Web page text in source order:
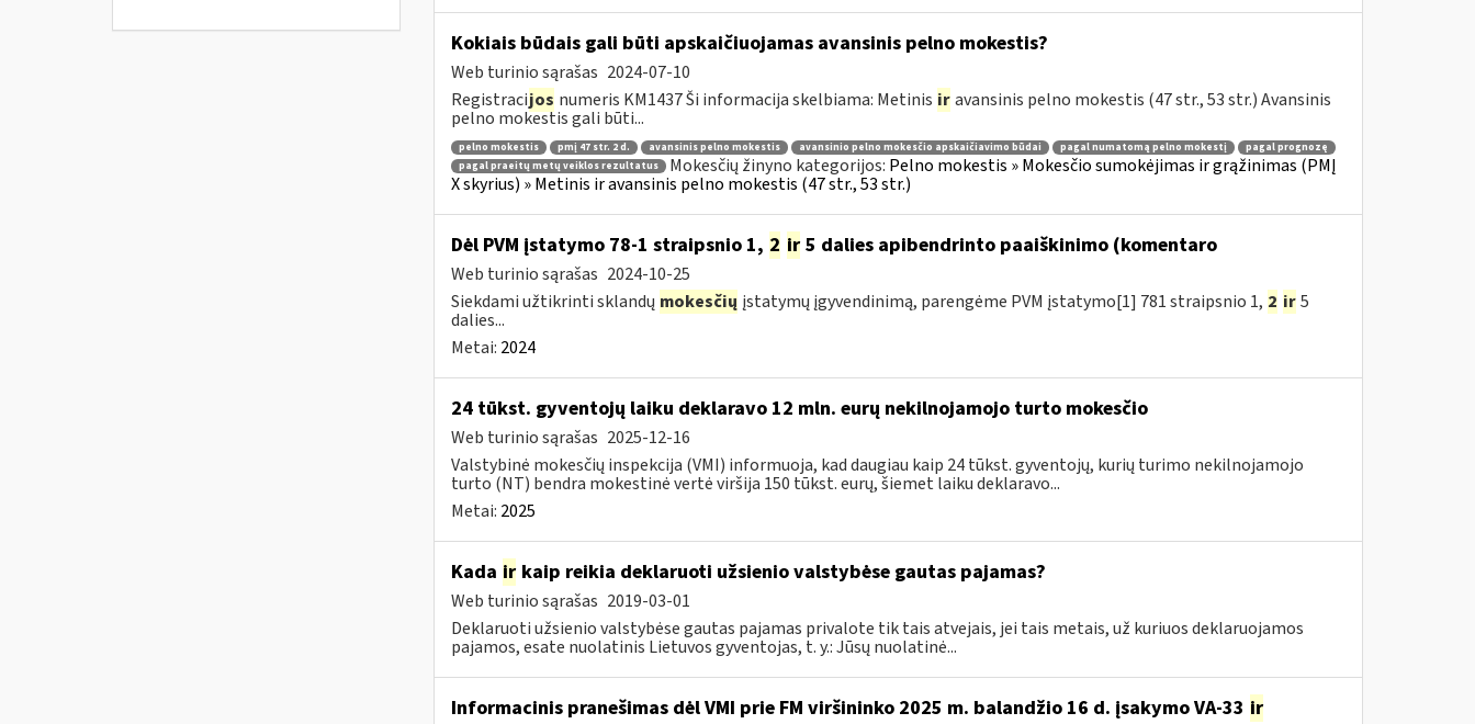
Kokiais būdais gali būti apskaičiuojamas avansinis pelno mokestis?
Web turinio sąrašas 2024-07-10
Registracijos numeris KM1437 Ši informacija skelbiama: Metinis ir avansinis pelno mokestis (47 str., 53 str.) Avansinis
pelno mokestis gali būti...
pelno mokestis pmį 47 str. 2 d. avansinis pelno mokestis avansinio pelno mokesčio apskaičiavimo būdai pagal numatomą pelno mokestį
pagal prognozę
pagal praeitų metų veiklos rezultatus
Mokesčių žinyno kategorijos: Pelno mokestis » Mokesčio sumokėjimas ir grąžinimas (PMĮ
X skyrius) » Metinis ir avansinis pelno mokestis (47 str., 53 str.)
Dėl PVM įstatymo 78-1 straipsnio 1, 2 ir5 dalies apibendrinto paaiškinimo (komentaro
Web turinio sąrašas 2024-10-25
Siekdami užtikrinti sklandų mokesčių įstatymų įgyvendinimą, parengėme PVM įstatymo[1] 781 straipsnio 1, 2 ir 5
dalies...
Metai: 2024
24 tūkst. gyventojų laiku deklaravo 12 mln. eurų nekilnojamojo turto mokesčio
Web turinio sąrašas 2025-12-16
Valstybinė mokesčių inspekcija (VMI) informuoja, kad daugiau kaip 24 tūkst. gyventojų, kurių turimo nekilnojamojo
turto (NT) bendra mokestinė vertė viršija 150 tūkst. eurų, šiemet laiku deklaravo...
Metai: 2025
Kada irkaip reikia deklaruoti užsienio valstybėse gautas pajamas?
Web turinio sąrašas 2019-03-01
Deklaruoti užsienio valstybėse gautas pajamas privalote tik tais atvejais, jei tais metais, už kuriuos deklaruojamos
pajamos, esate nuolatinis Lietuvos gyventojas, t. y.: Jūsų nuolatinė...
Informacinis pranešimas dėl VMI prie FM viršininko 2025 m. balandžio 16 d. įsakymo VA-33 ir